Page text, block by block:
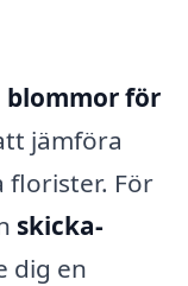
blommor för
jämföra
florister. För
skicka-
dig en